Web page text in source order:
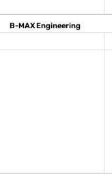
B-MAX Engineering